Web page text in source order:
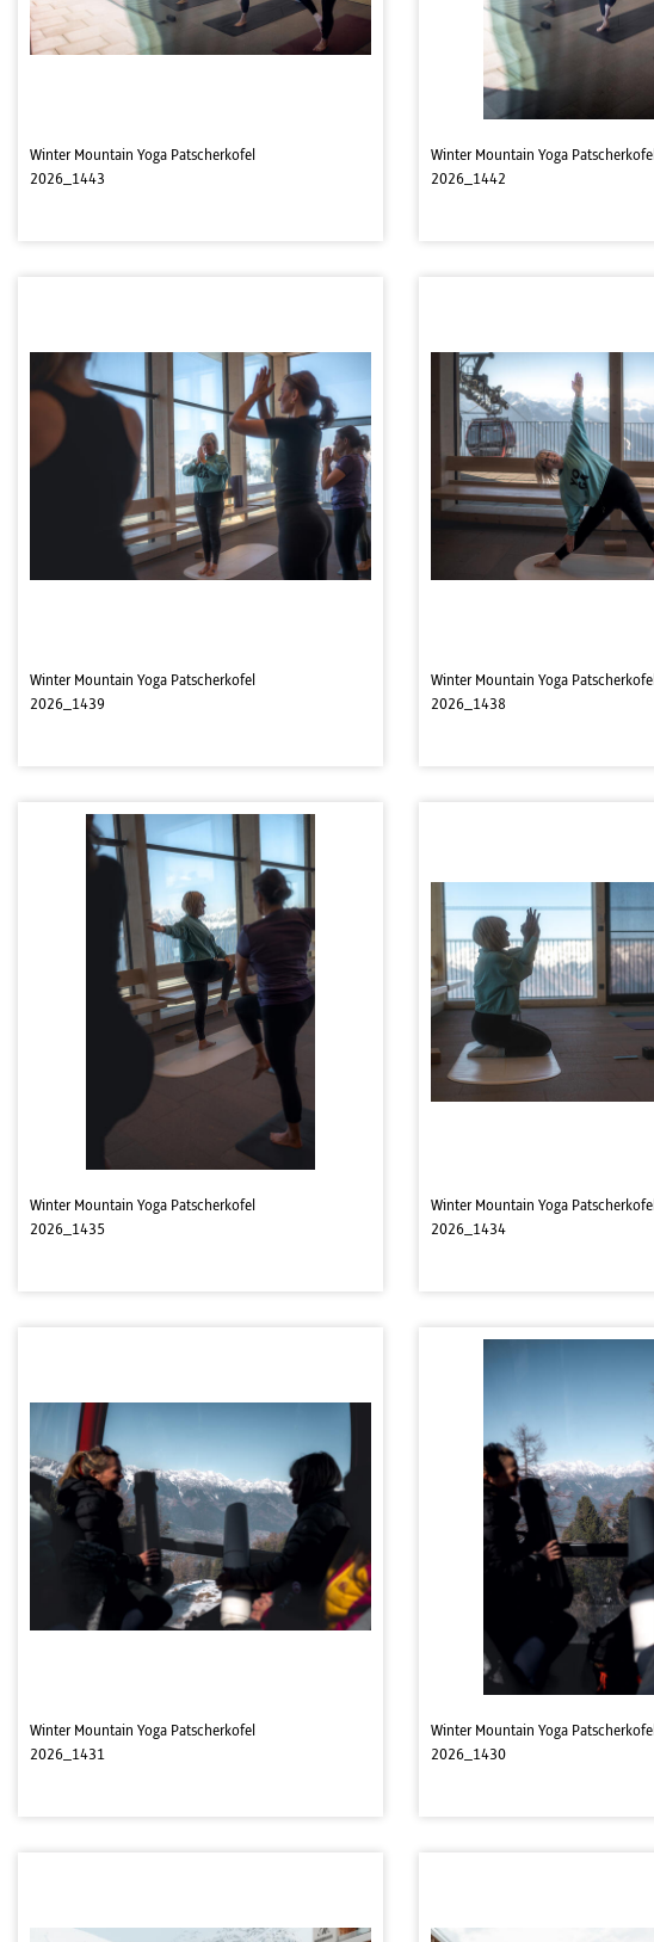
Winter Mountain Yoga Patscherkofel
2026_1443
Winter Mountain Yoga Patscherkofel
2026_1442
Winter Mountain Yoga Patscherkofel
2026_1439
Winter Mountain Yoga Patscherkofel
2026_1438
Winter Mountain Yoga Patscherkofel
2026_1435
Winter Mountain Yoga Patscherkofel
2026_1434
Winter Mountain Yoga Patscherkofel
2026_1431
Winter Mountain Yoga Patscherkofel
2026_1430